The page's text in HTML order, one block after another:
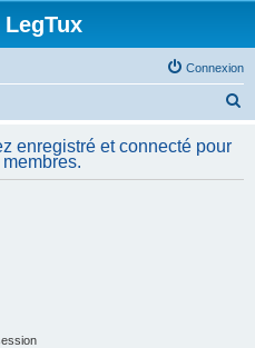
Connexion
h
enregistré et connecté pour